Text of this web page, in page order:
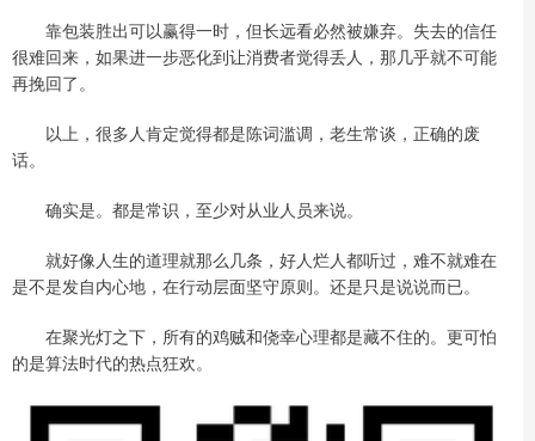
靠包装胜出可以赢得一时，但长远看必然被嫌弃。失去的信任
很难回来，如果进一步恶化到让消费者觉得丢人，那几乎就不可能
再挽回了。
以上，很多人肯定觉得都是陈词滥调，老生常谈，正确的废
话。
确实是。都是常识，至少对从业人员来说。
就好像人生的道理就那么几条，好人烂人都听过，难不就难在
是不是发自内心地，在行动层面坚守原则。还是只是说说而已。
在聚光灯之下，所有的鸡贼和侥幸心理都是藏不住的。更可怕
的是算法时代的热点狂欢。